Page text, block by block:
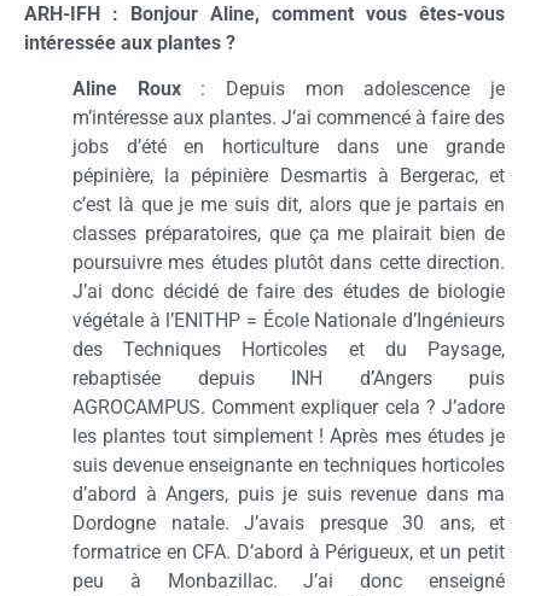
ARH-IFH : Bonjour Aline, comment vous êtes-vous
intéressée aux plantes ?
Aline Roux: Depuis mon adolescence je
m’intéresse aux plantes. J’ai commencé à faire des
jobs d’été en horticulture dans une grande
pépinière, la pépinière Desmartis à Bergerac, et
c’est là que je me suis dit, alors que je partais en
classes préparatoires, que ça me plairait bien de
poursuivre mes études plutôt dans cette direction.
J’ai donc décidé de faire des études de biologie
végétale à l’ENITHP = École Nationale d’Ingénieurs
des Techniques Horticoles et du Paysage,
rebaptisée depuis INH d’Angers puis
AGROCAMPUS. Comment expliquer cela ? J’adore
les plantes tout simplement ! Après mes études je
suis devenue enseignante en techniques horticoles
d’abord à Angers, puis je suis revenue dans ma
Dordogne natale. J’avais presque 30 ans, et
formatrice en CFA. D’abord à Périgueux, et un petit
peu à Monbazillac. J’ai donc enseigné